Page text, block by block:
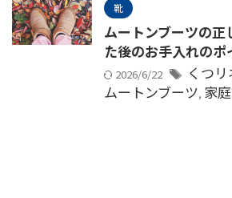
靴
ムートンブーツの正
た後のお手入れの
2026/6/22 くつ
ムートンブーツ, 家